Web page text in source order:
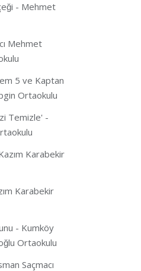
- Mehmet
Mehmet
5 ve Kaptan
Ortaokulu
Temizle' -
Karabekir
Karabekir
- Kumköy
Ortaokulu
Saçmacı